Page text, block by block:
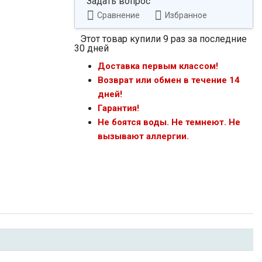
Сравнение Избранное
Этот товар купили 9 раз за последние
30 дней
Доставка первым классом!
Возврат или обмен в течение 14
дней!
Гарантия!
Не боятся воды. Не темнеют. Не
вызывают аллергии.